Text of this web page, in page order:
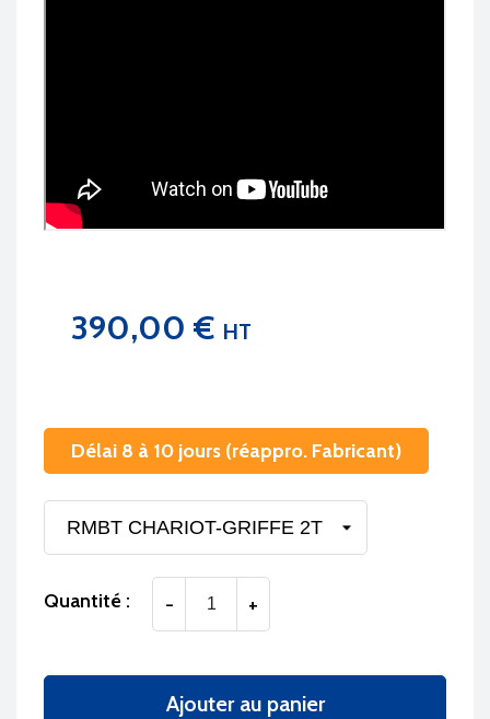
390,00 € HT
Délai 8 à 10 jours (réappro. Fabricant)
Quantité : - +
Ajouter au panier